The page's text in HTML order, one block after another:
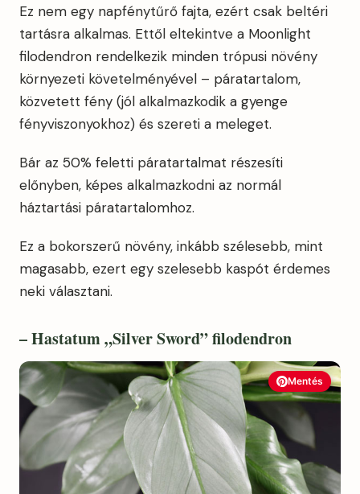
Ez nem egy napfénytűrő fajta, ezért csak beltéri
tartásra alkalmas. Ettől eltekintve a Moonlight
filodendron rendelkezik minden trópusi növény
környezeti követelményével – páratartalom,
közvetett fény (jól alkalmazkodik a gyenge
fényviszonyokhoz) és szereti a meleget.
Bár az 50% feletti páratartalmat részesíti
előnyben, képes alkalmazkodni az normál
háztartási páratartalomhoz.
Ez a bokorszerű növény, inkább szélesebb, mint
magasabb, ezert egy szelesebb kaspót érdemes
neki választani.
– Hastatum „Silver Sword” filodendron
Mentés